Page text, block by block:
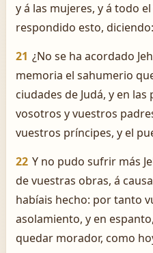
y á las mujeres, y á todo
respondido esto, diciendo:
21 ¿No se ha acordado
memoria el sahumerio
ciudades de Judá, y en las
vosotros y vuestros
vuestros príncipes, y el
22 Y no pudo sufrir más
de vuestras obras, á
habíais hecho: por tanto
asolamiento, y en
quedar morador, como